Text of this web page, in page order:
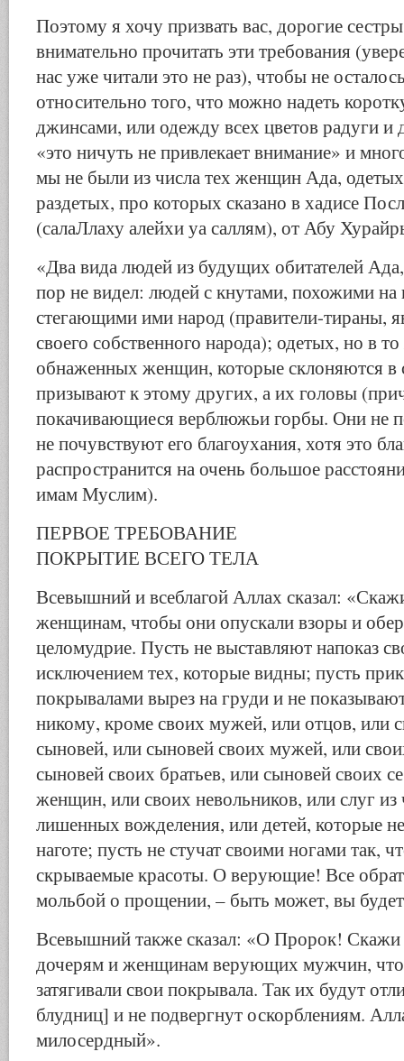
Поэтому я хочу призвать вас, дорогие
внимательно прочитать эти требования
нас уже читали это не раз), чтобы не
относительно того, что можно надеть
джинсами, или одежду всех цветов радуги и
«это ничуть не привлекает внимание» и
мы не были из числа тех женщин Ада,
раздетых, про которых сказано в хадисе
(салаЛлаху алейхи уа саллям), от Абу
«Два вида людей из будущих обитателей
пор не видел: людей с кнутами, похожими на
стегающими ими народ (правители-тираны,
своего собственного народа); одетых, но в
обнаженных женщин, которые склоняются в
призывают к этому других, а их головы
покачивающиеся верблюжьи горбы. Они не
не почувствуют его благоухания, хотя это
распространится на очень большое
имам Муслим).
ПЕРВОЕ ТРЕБОВАНИЕ
ПОКРЫТИЕ ВСЕГО ТЕЛА
Всевышний и всеблагой Аллах сказал:
женщинам, чтобы они опускали взоры и
целомудрие. Пусть не выставляют напоказ
исключением тех, которые видны; пусть
покрывалами вырез на груди и не
никому, кроме своих мужей, или отцов, или
сыновей, или сыновей своих мужей, или
сыновей своих братьев, или сыновей своих
женщин, или своих невольников, или слуг
лишенных вожделения, или детей, которые
наготе; пусть не стучат своими ногами так,
скрываемые красоты. О верующие! Все
мольбой о прощении, – быть может, вы
Всевышний также сказал: «О Пророк!
дочерям и женщинам верующих мужчин,
затягивали свои покрывала. Так их будут
блудниц] и не подвергнут оскорблениям.
милосердный».